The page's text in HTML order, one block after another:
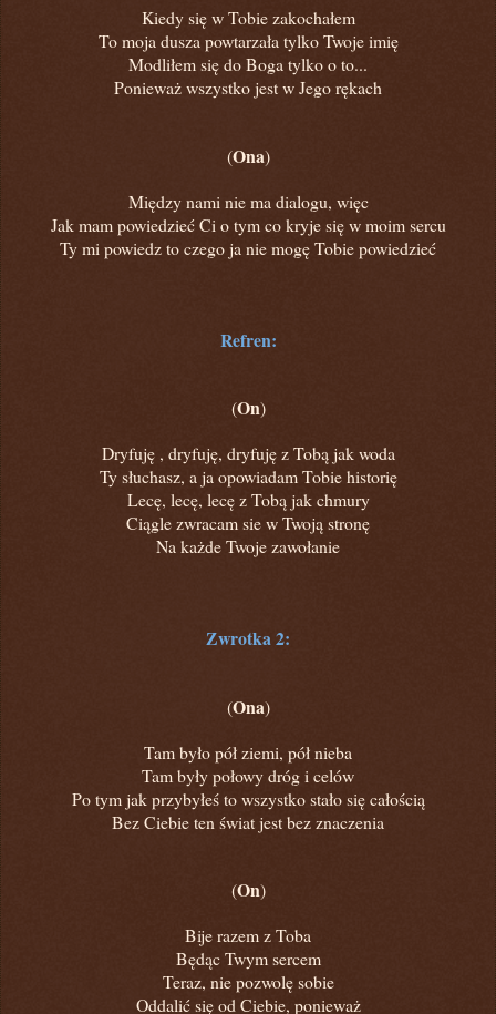
Kiedy się w Tobie zakochałem
To moja dusza powtarzała tylko Twoje imię
Modliłem się do Boga tylko o to...
Ponieważ wszystko jest w Jego rękach
(Ona)
Między nami nie ma dialogu, więc
Jak mam powiedzieć Ci o tym co kryje się w moim sercu
Ty mi powiedz to czego ja nie mogę Tobie powiedzieć
Refren:
(On)
Dryfuję , dryfuję, dryfuję z Tobą jak woda
Ty słuchasz, a ja opowiadam Tobie historię
Lecę, lecę, lecę z Tobą jak chmury
Ciągle zwracam sie w Twoją stronę
Na każde Twoje zawołanie
Zwrotka 2:
(Ona)
Tam było pół ziemi, pół nieba
Tam były połowy dróg i celów
Po tym jak przybyłeś to wszystko stało się całością
Bez Ciebie ten świat jest bez znaczenia
(On)
Bije razem z Toba
Będąc Twym sercem
Teraz, nie pozwolę sobie
Oddalić się od Ciebie, ponieważ